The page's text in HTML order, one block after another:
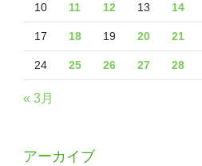
10 11 12 13 14
17 18 19 20 21
24 25 26 27 28
« 3月
アーカイブ